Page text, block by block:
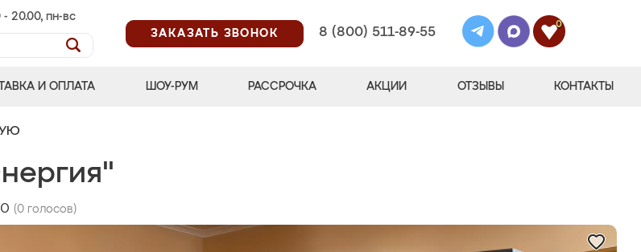
- 20.00, пн-вс
ЗАКАЗАТЬ ЗВОНОК
8 (800) 511-89-55
0
И ОПЛАТА ШОУ-РУМ РАССРОЧКА АКЦИИ ОТЗЫВЫ КОНТАКТЫ
(0 голосов)